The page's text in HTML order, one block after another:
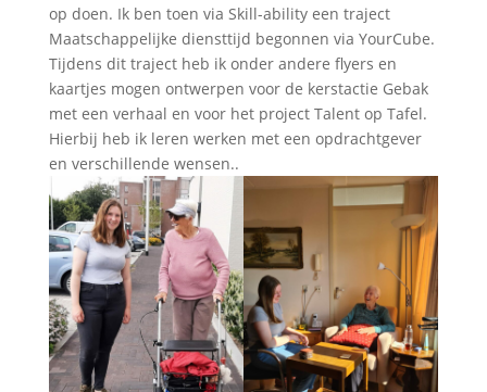
op doen. Ik ben toen via Skill-ability een traject
Maatschappelijke diensttijd begonnen via YourCube.
Tijdens dit traject heb ik onder andere flyers en
kaartjes mogen ontwerpen voor de kerstactie Gebak
met een verhaal en voor het project Talent op Tafel.
Hierbij heb ik leren werken met een opdrachtgever
en verschillende wensen..